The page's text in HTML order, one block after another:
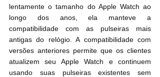
lentamente o tamanho do Apple Watch ao
longo dos anos, ela manteve a
compatibilidade com as pulseiras mais
antigas do relógio. A compatibilidade com
versões anteriores permite que os clientes
atualizem seu Apple Watch e continuem
usando suas pulseiras existentes sem